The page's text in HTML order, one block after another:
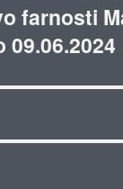
farnosti
09.06.2024